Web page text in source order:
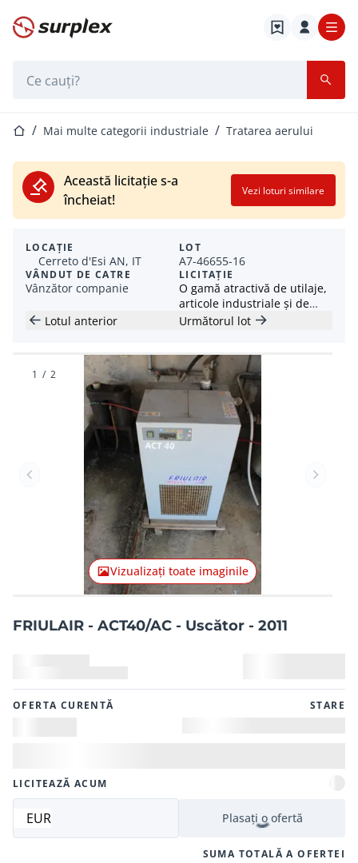
Pagina de start
Pagina de start
Mai multe categorii industriale Tratarea aerului
Această licitație s-a
încheiat!
Vezi loturi similare
LOCAȚIE
Cerreto d'Esi AN, IT
VÂNDUT DE CATRE
Vânzător companie
LOT
A7-46655-16
LICITAȚIE
O gamă atractivă de utilaje,
articole industriale și de
atelier
Lotul anterior Următorul lot
Articolul anterior
Vizualizați toate imaginile
1 / 2
FRIULAIR - ACT40/AC - Uscător - 2011
OFERTA CURENTĂ STARE
LICITEAZĂ ACUM
EUR Plasați o ofertă
SUMA TOTALĂ A OFERTEI